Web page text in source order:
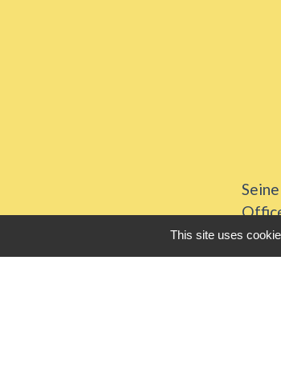
This site uses